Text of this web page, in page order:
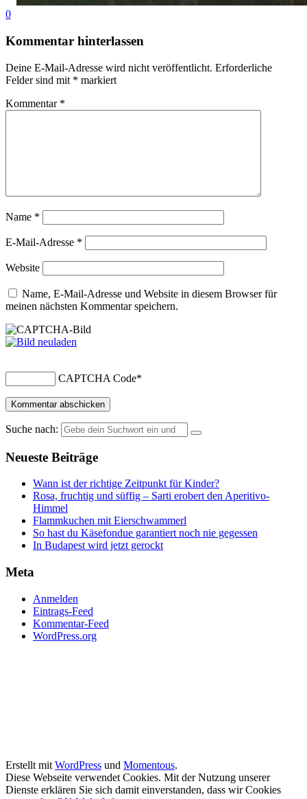
0
Kommentar hinterlassen
Deine E-Mail-Adresse wird nicht veröffentlicht. Erforderliche
Felder sind mit * markiert
Kommentar *
Name *
E-Mail-Adresse *
Website
Name, E-Mail-Adresse und Website in diesem Browser für
meinen nächsten Kommentar speichern.
CAPTCHA Code*
Suche nach:
Neueste Beiträge
Wann ist der richtige Zeitpunkt für Kinder?
Rosa, fruchtig und süffig – Sarti erobert den Aperitivo-
Himmel
Flammkuchen mit Eierschwammerl
So hast du Käsefondue garantiert noch nie gegessen
In Budapest wird jetzt gerockt
Meta
Anmelden
Eintrags-Feed
Kommentar-Feed
WordPress.org
Erstellt mit WordPress und Momentous.
Diese Webseite verwendet Cookies. Mit der Nutzung unserer
Dienste erklären Sie sich damit einverstanden, dass wir Cookies